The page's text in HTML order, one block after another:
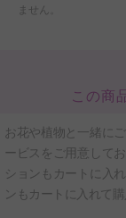
ません。
この商
お花や植物と一緒に
ービスをご用意して
ションもカートに入
ンもカートに入れて